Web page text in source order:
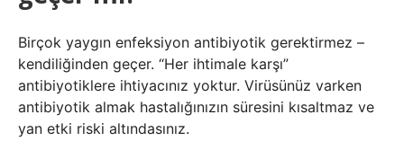
Birçok yaygın enfeksiyon antibiyotik gerektirmez –
kendiliğinden geçer. “Her ihtimale karşı”
antibiyotiklere ihtiyacınız yoktur. Virüsünüz varken
antibiyotik almak hastalığınızın süresini kısaltmaz ve
yan etki riski altındasınız.